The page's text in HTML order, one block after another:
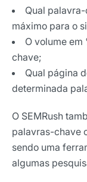
Qual
máximo para o
O volume
chave;
Qual página
determinada
O SEMRush
palavras-chave
sendo uma
algumas